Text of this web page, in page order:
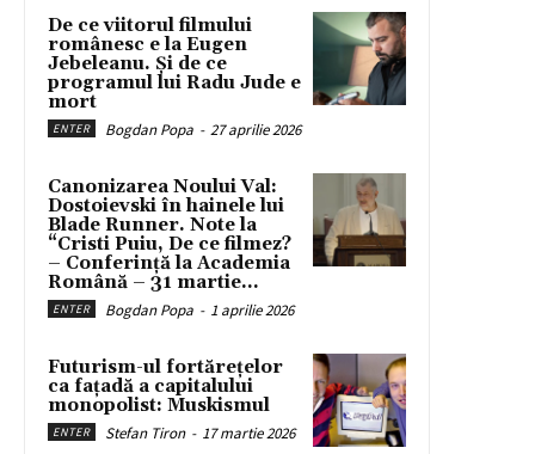
De ce viitorul filmului
românesc e la Eugen
Jebeleanu. Și de ce
programul lui Radu Jude e
mort
ENTER Bogdan Popa - 27 aprilie 2026
Canonizarea Noului Val:
Dostoievski în hainele lui
Blade Runner. Note la
“Cristi Puiu, De ce filmez?
– Conferință la Academia
Română – 31 martie...
ENTER Bogdan Popa - 1 aprilie 2026
Futurism-ul fortărețelor
ca fațadă a capitalului
monopolist: Muskismul
ENTER Stefan Tiron - 17 martie 2026